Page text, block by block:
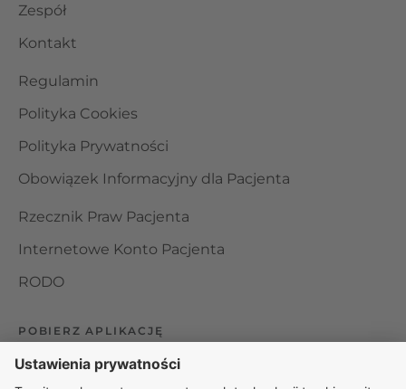
Zespół
Kontakt
Regulamin
Polityka Cookies
Polityka Prywatności
Obowiązek Informacyjny dla Pacjenta
Rzecznik Praw Pacjenta
Internetowe Konto Pacjenta
RODO
POBIERZ APLIKACJĘ